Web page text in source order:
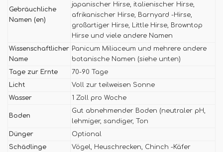
Gebräuchliche
Namen (en)
japanischer Hirse, italienischer Hirse,
afrikanischer Hirse, Barnyard -Hirse,
großartiger Hirse, Little Hirse, Browntop
Hirse und viele andere Namen
Wissenschaftlicher
Name
Panicum Miliaceum und mehrere andere
botanische Namen (siehe unten)
Tage zur Ernte
70-90 Tage
Licht
Voll zur teilweisen Sonne
Wasser
1 Zoll pro Woche
Boden
Gut abnehmender Boden (neutraler pH,
lehmiger, sandiger, Ton
Dünger
Optional
Schädlinge
Vögel, Heuschrecken, Chinch -Käfer